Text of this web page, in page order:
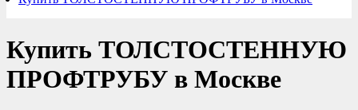
Купить ТОЛСТОСТЕННУЮ
ПРОФТРУБУ в Москве